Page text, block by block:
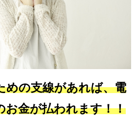
めの支線があれば、電
お金が払われます！！